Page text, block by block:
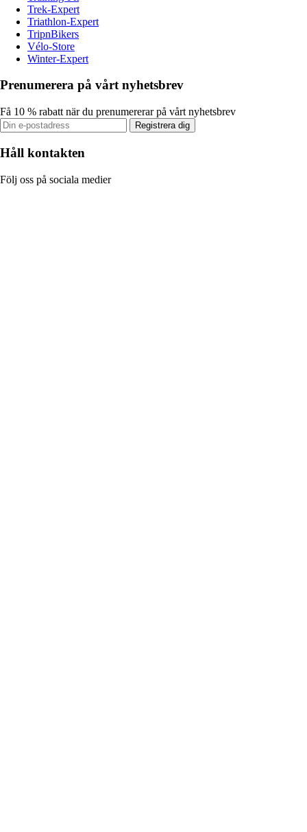
Trek-Expert
Triathlon-Expert
TripnBikers
Vélo-Store
Winter-Expert
Prenumerera på vårt nyhetsbrev
Få 10 % rabatt när du prenumererar på vårt nyhetsbrev
Registrera dig
Håll kontakten
Följ oss på sociala medier